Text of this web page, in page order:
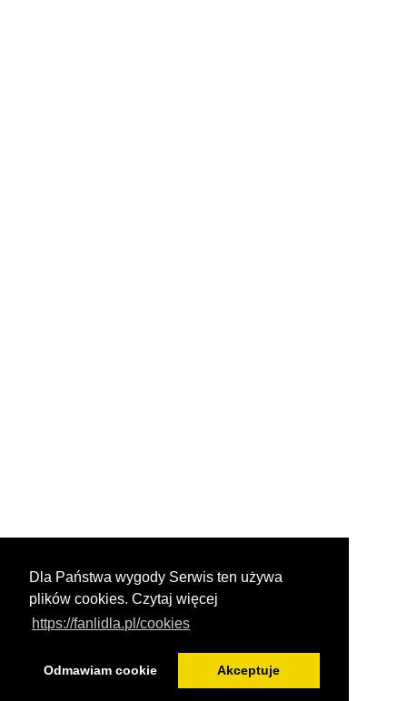
Dla Państwa wygody Serwis ten używa
plików cookies. Czytaj więcej
https://fanlidla.pl/cookies
Odmawiam cookie Akceptuje